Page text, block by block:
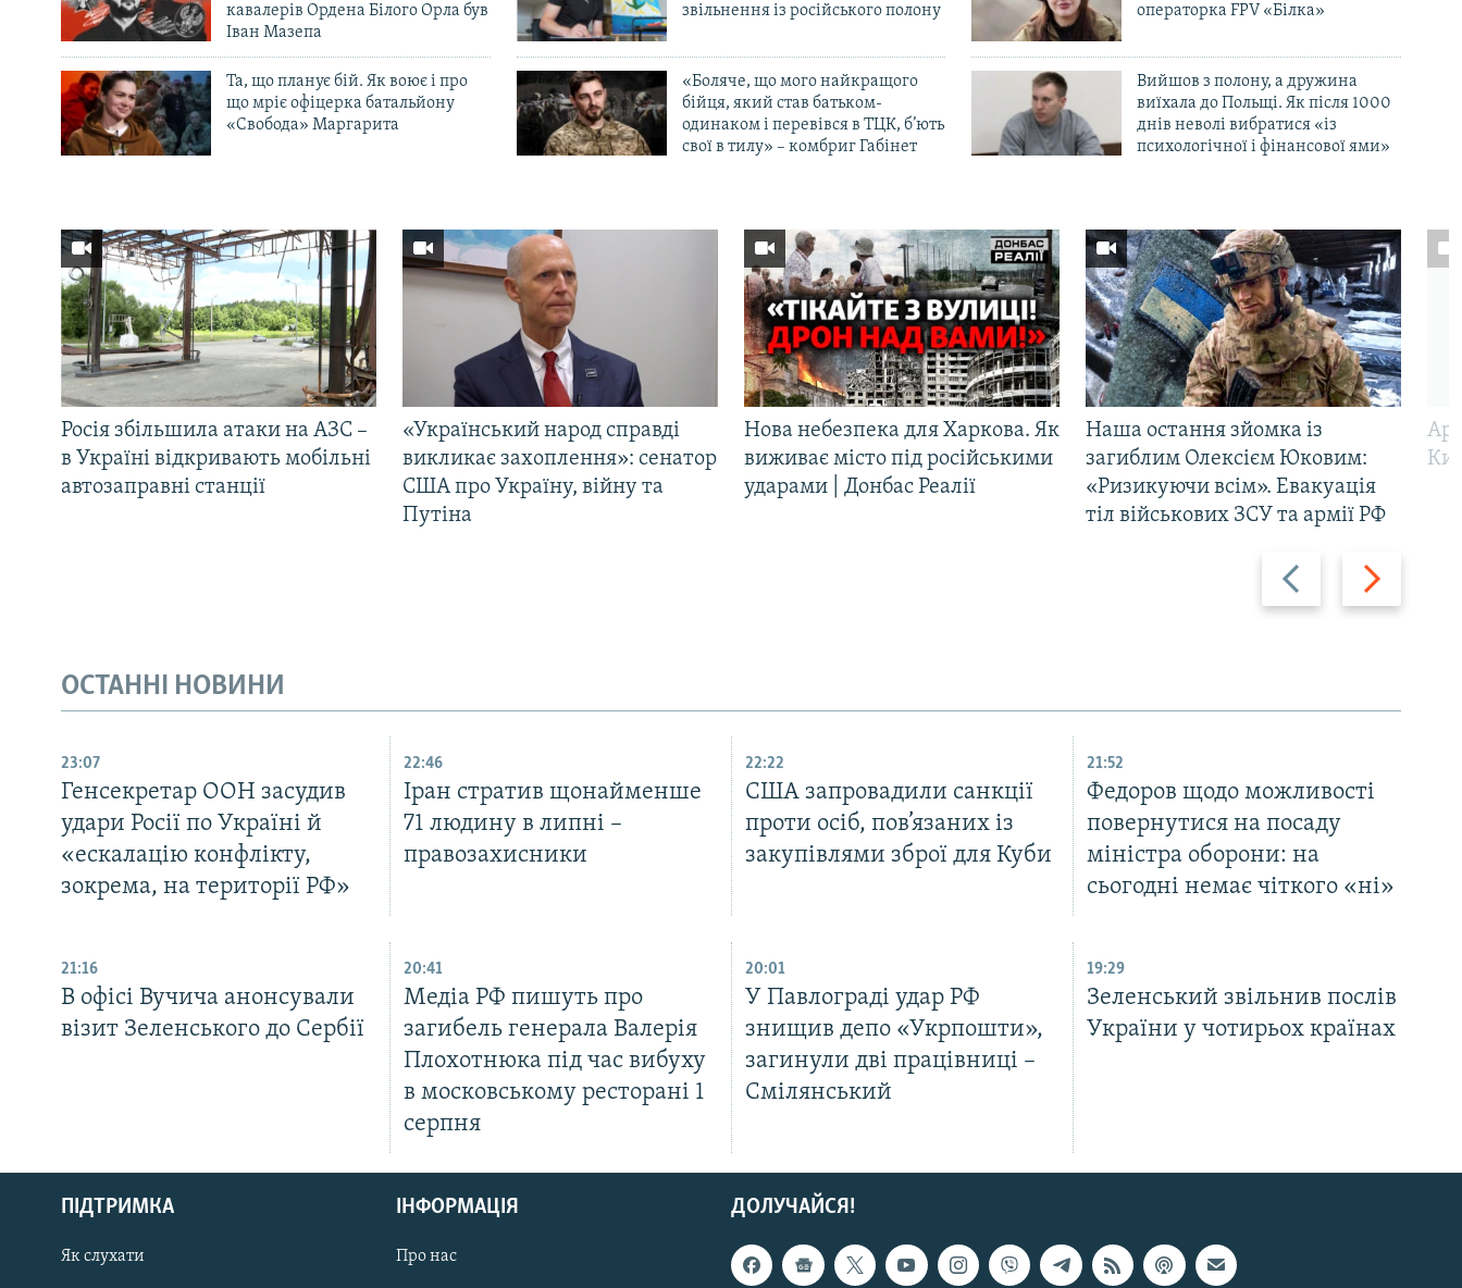
РУС
кавалерів Ордена Білого Орла був
Іван Мазепа
звільнення із російського полону
операторка FPV «Білка»
Та, що планує бій. Як воює і про
що мріє офіцерка батальйону
«Свобода» Маргарита
«Боляче, що мого найкращого
бійця, який став батьком-
одинаком і перевівся в ТЦК, б’ють
свої в тилу» – комбриг Габінет
Вийшов з полону, а дружина
виїхала до Польщі. Як після 1000
днів неволі вибратися «із
психологічної і фінансової ями»
Назад Вперед
Росія збільшила атаки на АЗС –
в Україні відкривають мобільні
автозаправні станції
«Український народ справді
викликає захоплення»: сенатор
США про Україну, війну та
Путіна
Нова небезпека для Харкова. Як
виживає місто під російськими
ударами | Донбас Реалії
Наша остання зйомка із
загиблим Олексієм Юковим:
«Ризикуючи всім». Евакуація
тіл військових ЗСУ та армії РФ
ОСТАННІ НОВИНИ
23:07
Генсекретар ООН засудив
удари Росії по Україні й
«ескалацію конфлікту,
зокрема, на території РФ»
22:46
Іран стратив щонайменше
71 людину в липні –
правозахисники
22:22
США запровадили санкції
проти осіб, пов’язаних із
закупівлями зброї для Куби
21:52
Федоров щодо можливості
повернутися на посаду
міністра оборони: на
сьогодні немає чіткого «ні»
21:16
В офісі Вучича анонсували
візит Зеленського до Сербії
20:41
Медіа РФ пишуть про
загибель генерала Валерія
Плохотнюка під час вибуху
в московському ресторані 1
серпня
20:01
У Павлограді удар РФ
знищив депо «Укрпошти»,
загинули дві працівниці –
Смілянський
19:29
Зеленський звільнив послів
України у чотирьох країнах
ДОЛУЧАЙСЯ!
ПІДТРИМКА
Як слухати
ІНФОРМАЦІЯ
Про нас